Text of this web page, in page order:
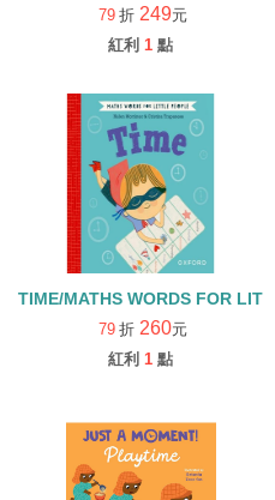
79 折 249元
紅利 1 點
TIME/MATHS WORDS FOR
79 折 260元
紅利 1 點